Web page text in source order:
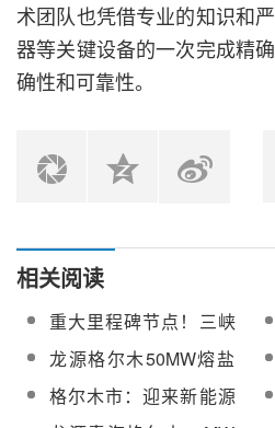
术团队也凭借专业的知识和
器等关键设备的一次完成精
确性和可靠性。
相关阅读
重大里程碑节点！三峡
能源格尔木100MW光热
EPC总承包工程汽轮机
扣盖顺利完成
龙源格尔木50MW熔盐
储能发电专用汽轮发电
机组及其附属设备采购
格尔木市：迎来新能源
产业发展的最好时期，